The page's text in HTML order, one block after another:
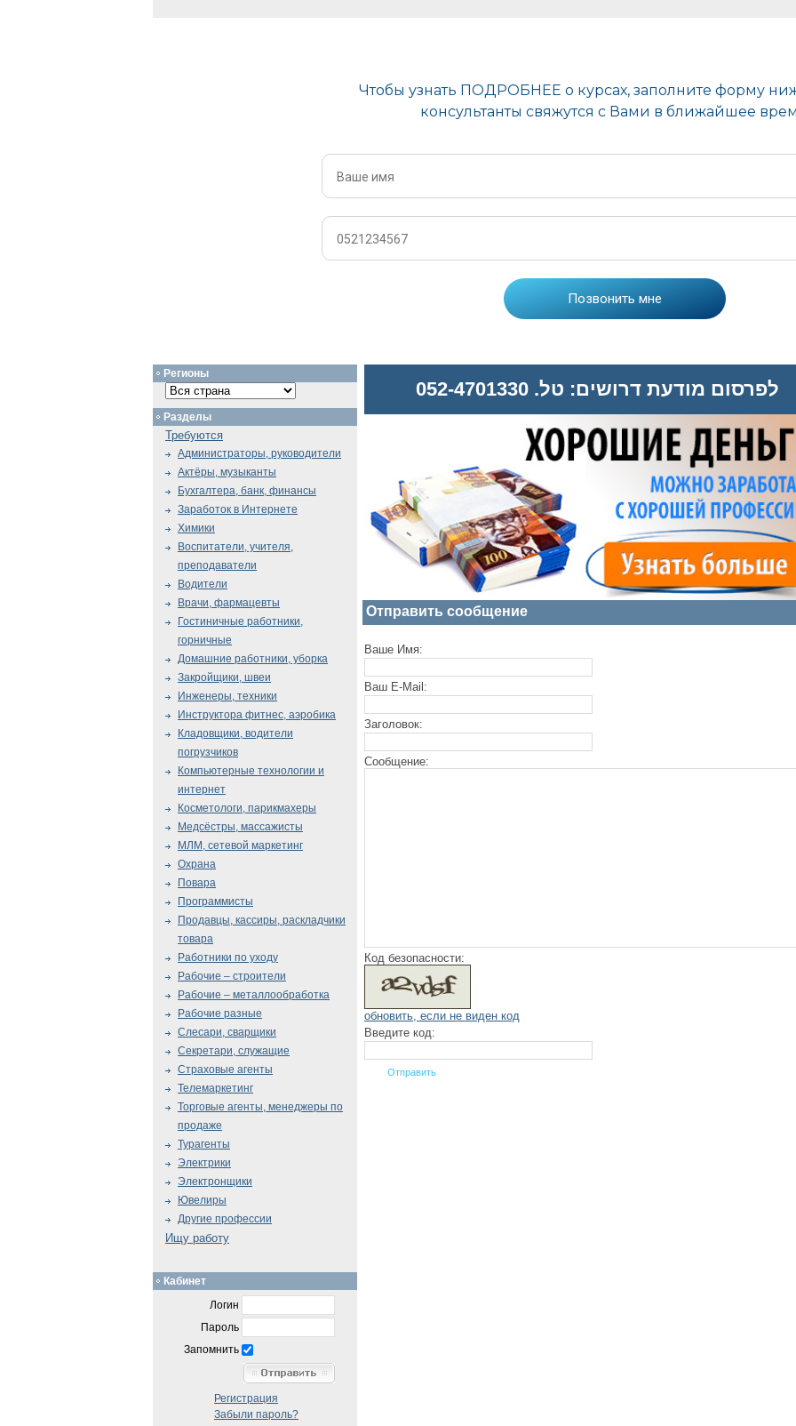
לפרסום מודעת דרושים: טל. 052-4701330
Отправить сообщение
Ваше Имя:
Ваш E-Mail:
Заголовок:
Сообщение:
Код безопасности:
обновить, если не виден код
Введите код:
Регионы
Разделы
Требуются
Администраторы, руководители
Актёры, музыканты
Бухгалтера, банк, финансы
Заработок в Интернете
Химики
Воспитатели, учителя,
преподаватели
Водители
Врачи, фармацевты
Гостиничные работники,
горничные
Домашние работники, уборка
Закройщики, швеи
Инженеры, техники
Инструктора фитнес, аэробика
Кладовщики, водители
погрузчиков
Компьютерные технологии и
интернет
Косметологи, парикмахеры
Медсёстры, массажисты
МЛМ, сетевой маркетинг
Охрана
Повара
Программисты
Продавцы, кассиры, раскладчики
товара
Работники по уходу
Рабочие – строители
Рабочие – металлообработка
Рабочие разные
Слесари, сварщики
Секретари, служащие
Страховые агенты
Телемаркетинг
Торговые агенты, менеджеры по
продаже
Турагенты
Электрики
Электронщики
Ювелиры
Другие профессии
Ищу работу
Кабинет
Логин
Пароль
Запомнить
Регистрация
Забыли пароль?